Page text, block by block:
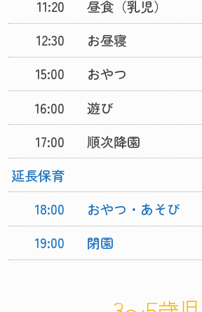
11:20
昼食（乳児）
12:30
お昼寝
15:00
おやつ
16:00
遊び
17:00
順次降園
延長保育
18:00
おやつ・あそび
19:00
閉園